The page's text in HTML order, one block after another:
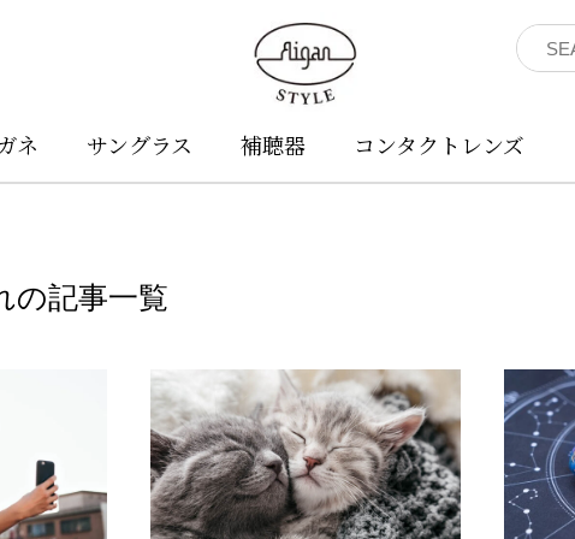
ネ サングラス 補聴器 コンタクトレンズ
）
の記事一覧